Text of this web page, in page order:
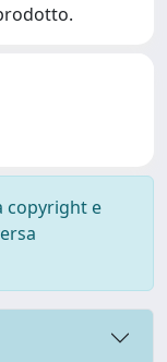
copyright e